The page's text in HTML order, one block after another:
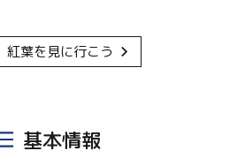
紅葉を見に行こう
基本情報